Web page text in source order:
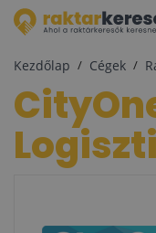
Kezdőlap Cégek
CityOne Városi